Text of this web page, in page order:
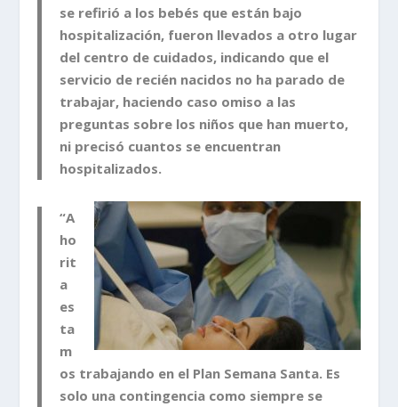
se refirió a los bebés que están bajo
hospitalización, fueron llevados a otro lugar
del centro de cuidados, indicando que el
servicio de recién nacidos no ha parado de
trabajar, haciendo caso omiso a las
preguntas sobre los niños que han muerto,
ni precisó cuantos se encuentran
hospitalizados.
“A
ho
rit
a
es
ta
m
os trabajando en el Plan Semana Santa. Es
solo una contingencia como siempre se